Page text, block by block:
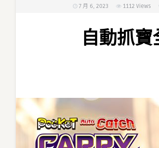
7 月 6, 2023 1112 Views
自動抓